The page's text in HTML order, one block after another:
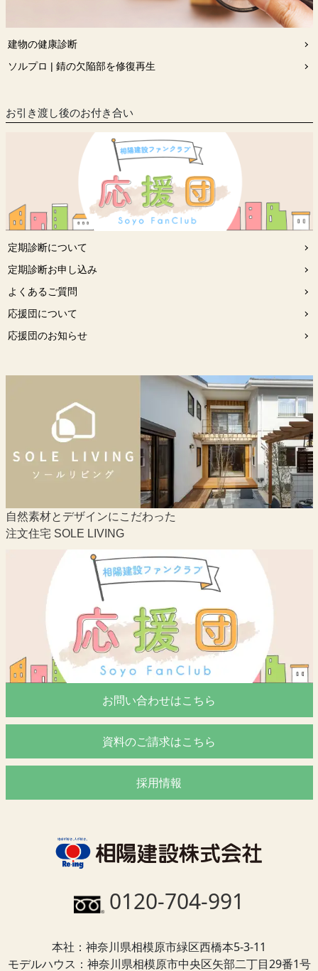
建物の健康診断
ソルプロ | 錆の欠陥部を修復再生
お引き渡し後のお付き合い
定期診断について
定期診断お申し込み
よくあるご質問
応援団について
応援団のお知らせ
自然素材とデザインにこだわった
注文住宅 SOLE LIVING
お問い合わせはこちら
資料のご請求はこちら
採用情報
0120-704-991
本社：神奈川県相模原市緑区西橋本5-3-11
モデルハウス：神奈川県相模原市中央区矢部二丁目29番1号